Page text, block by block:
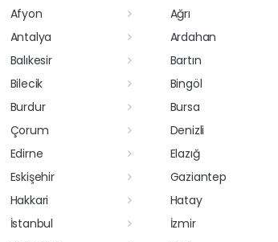
Afyon
Ağrı
Antalya
Ardahan
Balıkesir
Bartın
Bilecik
Bingöl
Burdur
Bursa
Çorum
Denizli
Edirne
Elazığ
Eskişehir
Gaziantep
Hakkari
Hatay
İstanbul
İzmir